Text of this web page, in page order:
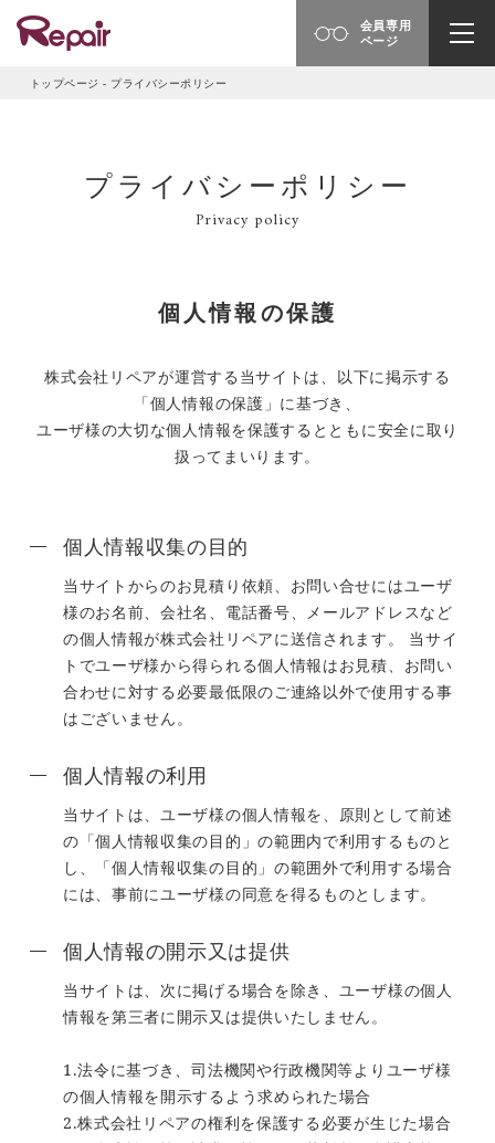
トップページ - プライバシーポリシー
プライバシーポリシー
Privacy policy
個人情報の保護
株式会社リペアが運営する当サイトは、以下に掲示する
「個人情報の保護」に基づき、
ユーザ様の大切な個人情報を保護するとともに安全に取り
扱ってまいります。
個人情報収集の目的
当サイトからのお見積り依頼、お問い合せにはユーザ
様のお名前、会社名、電話番号、メールアドレスなど
の個人情報が株式会社リペアに送信されます。 当サイ
トでユーザ様から得られる個人情報はお見積、お問い
合わせに対する必要最低限のご連絡以外で使用する事
はございません。
個人情報の利用
当サイトは、ユーザ様の個人情報を、原則として前述
の「個人情報収集の目的」の範囲内で利用するものと
し、「個人情報収集の目的」の範囲外で利用する場合
には、事前にユーザ様の同意を得るものとします。
個人情報の開示又は提供
当サイトは、次に掲げる場合を除き、ユーザ様の個人
情報を第三者に開示又は提供いたしません。
1.法令に基づき、司法機関や行政機関等よりユーザ様
の個人情報を開示するよう求められた場合
2.株式会社リペアの権利を保護する必要が生じた場合
会員専用
ページ